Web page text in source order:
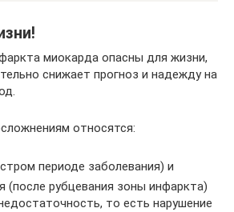
миокарда опасны для жизни,
снижает прогноз и надежду на
относятся:
периоде заболевания) и
(после рубцевания зоны инфаркта)
то есть нарушение